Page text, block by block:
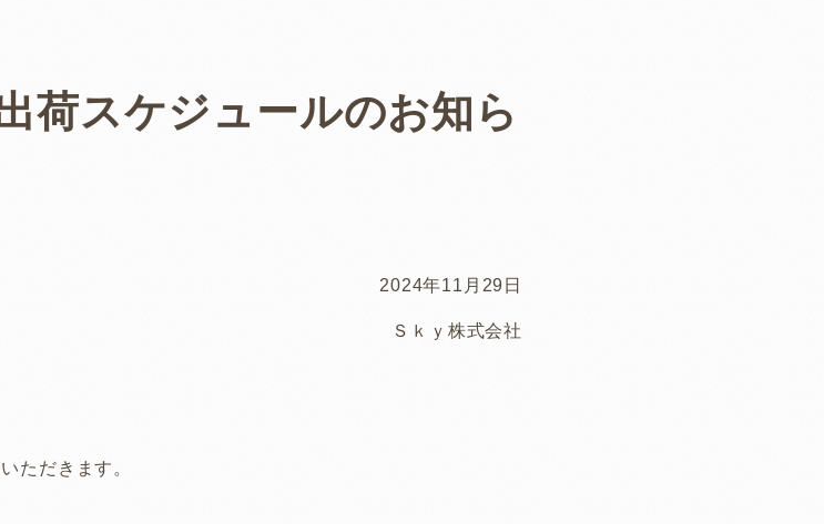
荷スケジュールのお知ら
2024年11月29日
Ｓｋｙ株式会社
ただきます。